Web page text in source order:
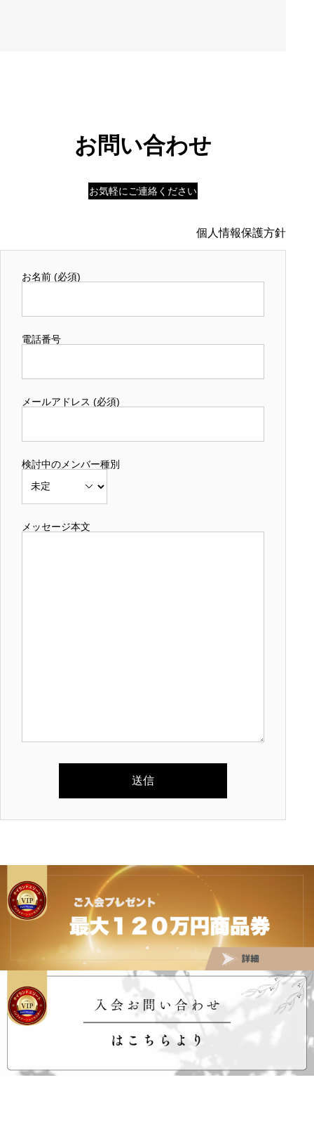
お問い合わせ
お気軽にご連絡ください
個人情報保護方針
お名前 (必須)
電話番号
メールアドレス (必須)
検討中のメンバー種別
メッセージ本文